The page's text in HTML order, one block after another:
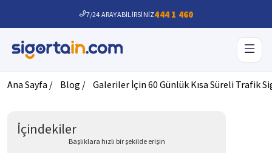
7/24 ARAYABİLİRSİNİZ444 1 460
Ana Sayfa / Blog / Galeriler İçin 60 Günlük Kısa Süreli Trafik
İçindekiler
Başlıklara hızlı bir şekilde erişin